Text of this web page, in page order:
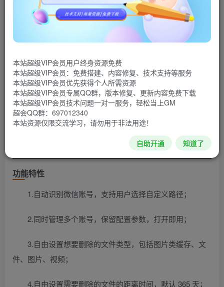
这是一款自动删除PC端微信自动下载的大量文件、视
频、图片等数据内容，解放一年几十G的空间占用。该工具
不会删除文字的聊天记录，请放心使用！
软件截图
功能特性
1.自动识别微信账号，支持用户选择自定义路径；
2.同时管理多个账号，保留配置参数，打开即用；
3.自由设置想要删除的文件类型，包括图片类缓存、文
件、图片、视频；
4.自由设置需要删除的文件的距离时间，默认 365 天；
本站超级VIP会员用户终身资源免费
本站超级VIP会员：免费搭建、内容修复、技术支持等服务
本站超级VIP会员优先获得个人所需资源
本站超级VIP会员专属QQ群，版本修复、更新内容免费下载
本站超级VIP会员技术问题一对一服务，轻松当上GM
超会QQ群：697012340
本站资源仅限交流学习，请勿用于非法用途！
自助开通 知道了